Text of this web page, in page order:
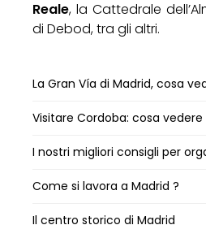
Reale, la Cattedrale
di Debod, tra gli altri.
La Gran Vía di Madrid, cosa
Visitare Cordoba: cosa
I nostri migliori consigli per
Come si lavora a Madrid ?
Il centro storico di Madrid